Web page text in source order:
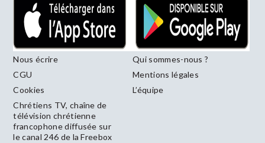
Nous écrire
Qui sommes-nous ?
CGU
Mentions légales
Cookies
L’équipe
Chrétiens TV, chaîne de
télévision chrétienne
francophone diffusée sur
le canal 246 de la Freebox